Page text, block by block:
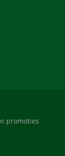
promoties